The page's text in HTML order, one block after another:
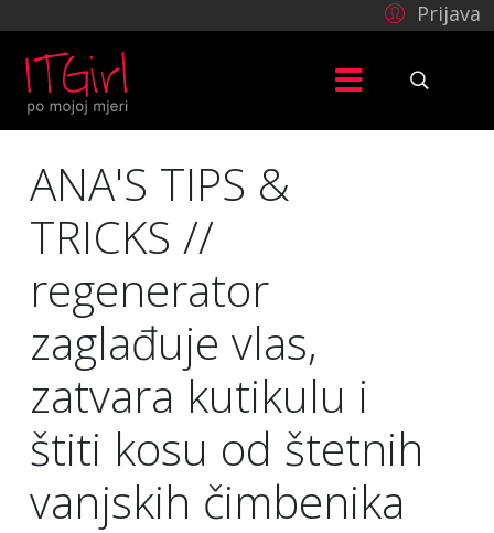
Prijava
ANA'S TIPS &
TRICKS //
regenerator
zaglađuje vlas,
zatvara kutikulu i
štiti kosu od štetnih
vanjskih čimbenika